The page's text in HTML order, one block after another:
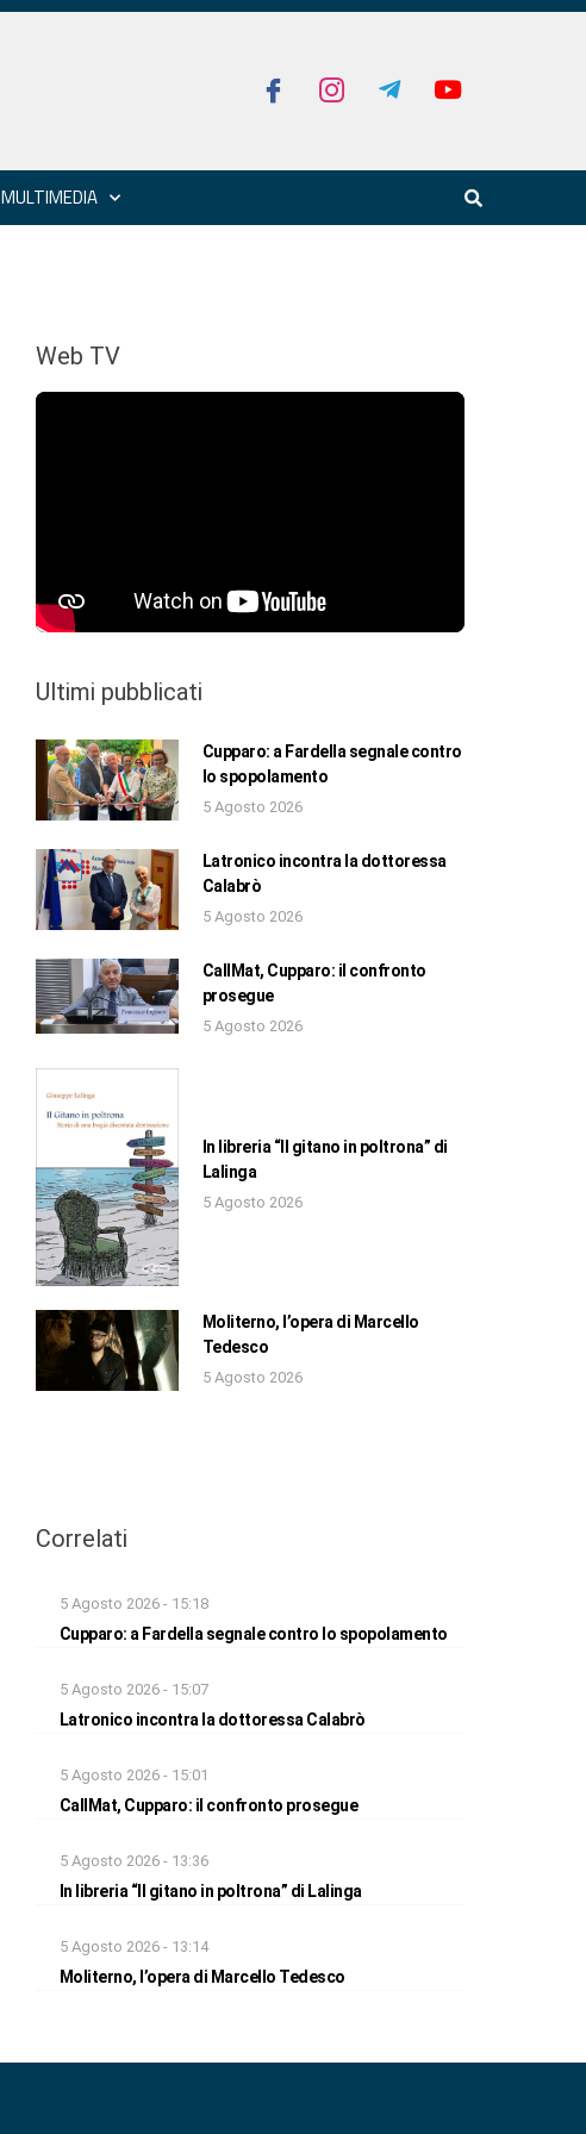
MULTIMEDIA
Web TV
Ultimi pubblicati
Cupparo: a Fardella segnale contro
lo spopolamento
5 Agosto 2026
Latronico incontra la dottoressa
Calabrò
5 Agosto 2026
CallMat, Cupparo: il confronto
prosegue
5 Agosto 2026
In libreria “Il gitano in poltrona” di
Lalinga
5 Agosto 2026
Moliterno, l’opera di Marcello
Tedesco
5 Agosto 2026
Correlati
5 Agosto 2026 - 15:18
Cupparo: a Fardella segnale contro lo spopolamento
5 Agosto 2026 - 15:07
Latronico incontra la dottoressa Calabrò
5 Agosto 2026 - 15:01
CallMat, Cupparo: il confronto prosegue
5 Agosto 2026 - 13:36
In libreria “Il gitano in poltrona” di Lalinga
5 Agosto 2026 - 13:14
Moliterno, l’opera di Marcello Tedesco